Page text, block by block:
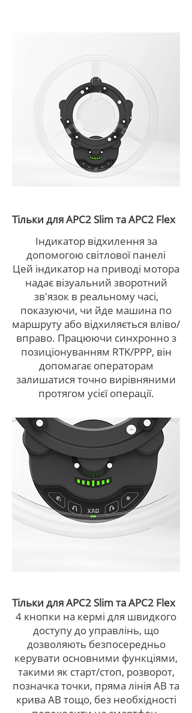
Тільки для APC2 Slim та APC2 Flex
Індикатор відхилення за
допомогою світлової панелі
Цей індикатор на приводі мотора
надає візуальний зворотний
зв'язок в реальному часі,
показуючи, чи йде машина по
маршруту або відхиляється вліво/
вправо. Працюючи синхронно з
позиціонуванням RTK/PPP, він
допомагає операторам
залишатися точно вирівняними
протягом усієї операції.
Тільки для APC2 Slim та APC2 Flex
4 кнопки на кермі для швидкого
доступу до управлінь, що
дозволяють безпосередньо
керувати основними функціями,
такими як старт/стоп, розворот,
позначка точки, пряма лінія AB та
крива AB тощо, без необхідності